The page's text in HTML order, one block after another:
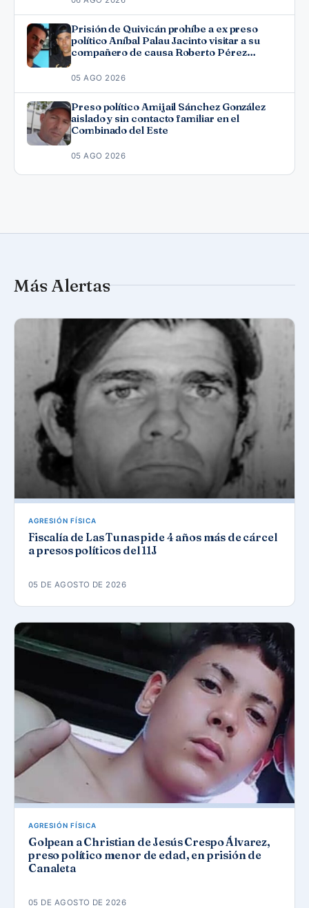
Prisión de Quivicán prohíbe a ex preso
político Aníbal Palau Jacinto visitar a su
compañero de causa Roberto Pérez
05 AGO 2026
Preso político Amijail Sánchez González
aislado y sin contacto familiar en el
Combinado del Este
05 AGO 2026
Más Alertas
AGRESIÓN FÍSICA
Fiscalía de Las Tunas pide 4 años más de cárcel
a presos políticos del 11J
05 DE AGOSTO DE 2026
AGRESIÓN FÍSICA
Golpean a Christian de Jesús Crespo Álvarez,
preso político menor de edad, en prisión de
Canaleta
05 DE AGOSTO DE 2026